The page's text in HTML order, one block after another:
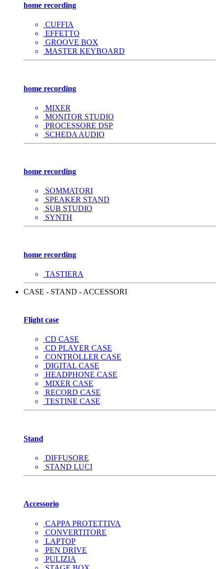
home recording
CUFFIA
EFFETTO
GROOVE BOX
MASTER KEYBOARD
home recording
MIXER
MONITOR STUDIO
PROCESSORE DSP
SCHEDA AUDIO
home recording
SOMMATORI
SPEAKER STAND
SUB STUDIO
SYNTH
home recording
TASTIERA
CASE - STAND - ACCESSORI
Flight case
CD CASE
CD PLAYER CASE
CONTROLLER CASE
DIGITAL CASE
HEADPHONE CASE
MIXER CASE
RECORD CASE
TESTINE CASE
Stand
DIFFUSORE
STAND LUCI
Accessorio
CAPPA PROTETTIVA
CONVERTITORE
LAPTOP
PEN DRIVE
PULIZIA